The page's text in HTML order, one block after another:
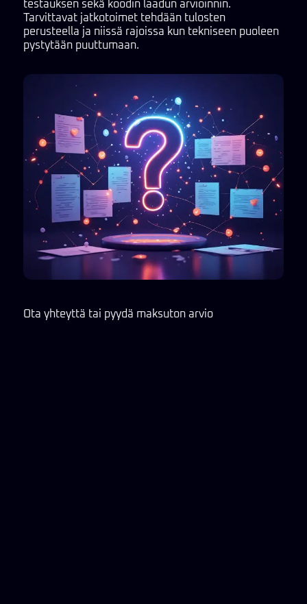
testauksen sekä koodin laadun arvioinnin.
Tarvittavat jatkotoimet tehdään tulosten
perusteella ja niissä rajoissa kun tekniseen puoleen
pystytään puuttumaan.
Ota yhteyttä tai pyydä maksuton arvio